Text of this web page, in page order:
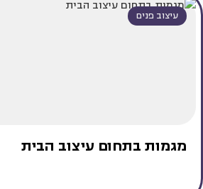
עיצוב פנים
מגמות בתחום עיצוב הבית